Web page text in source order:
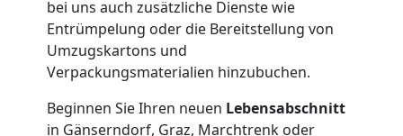
bei uns auch zusätzliche Dienste wie
Entrümpelung oder die Bereitstellung von
Umzugskartons und
Verpackungsmaterialien hinzubuchen.
Beginnen Sie Ihren neuen Lebensabschnitt
in Gänserndorf, Graz, Marchtrenk oder